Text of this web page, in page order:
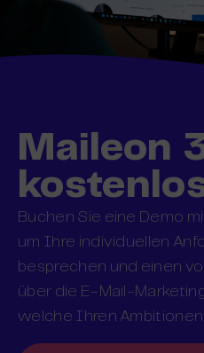
Maileon
Buchen Sie eine Demo
um Ihre individuellen
besprechen und einen
über die E-Mail-
welche Ihren